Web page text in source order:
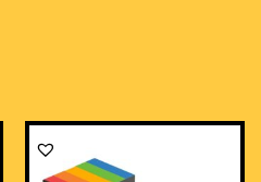
Le
Le